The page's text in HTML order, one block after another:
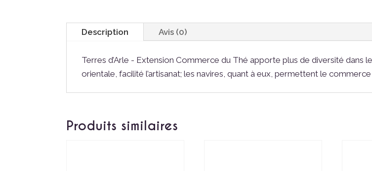
Description Avis (0)
Terres d’Arle - Extension Commerce du Thé apporte plus de diversité dans
orientale, facilité l’artisanat; les navires, quant à eux, permettent le
Produits similaires